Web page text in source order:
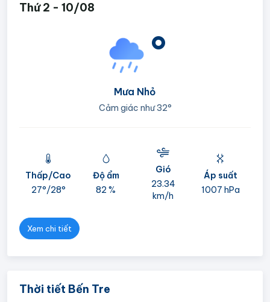
Thứ 2 - 10/08
°
Mưa Nhỏ
Cảm giác như32°
Thấp/Cao
27°/28°
Độ ẩm
82 %
Gió
23.34
km/h
Áp suất
1007 hPa
Xem chi tiết
Thời tiết Bến Tre